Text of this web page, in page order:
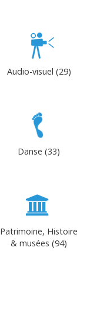
Audio-visuel (29)
Danse (33)
Patrimoine, Histoire
& musées (94)